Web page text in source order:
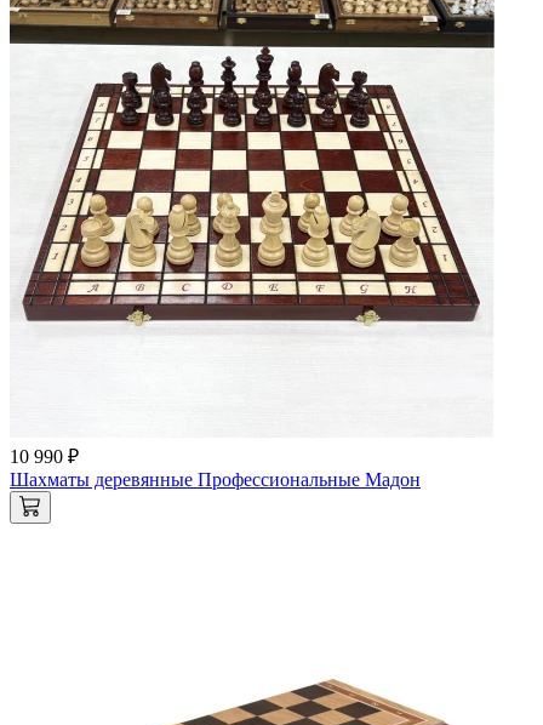
10 990 ₽
Шахматы деревянные Профессиональные Мадон